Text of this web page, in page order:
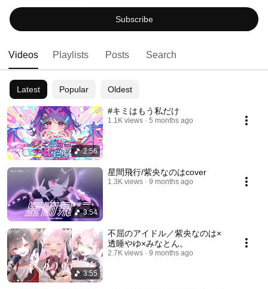
Subscribe
Videos Playlists Posts Search
Latest Popular Oldest
2:56
#キミはもう私だけ
1.1K views 5 months ago
3:54
星間飛行/紫央なのはcover
1.3K views 9 months ago
3:55
不屈のアイドル／紫央なのは×
透睡やゆ×みなとん。
2.7K views 9 months ago